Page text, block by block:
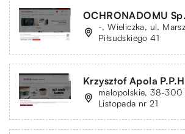
OCHRONADOMU
-, Wieliczka, ul.
Piłsudskiego 41
Krzysztof Apola
małopolskie, 38-300
Listopada nr 21